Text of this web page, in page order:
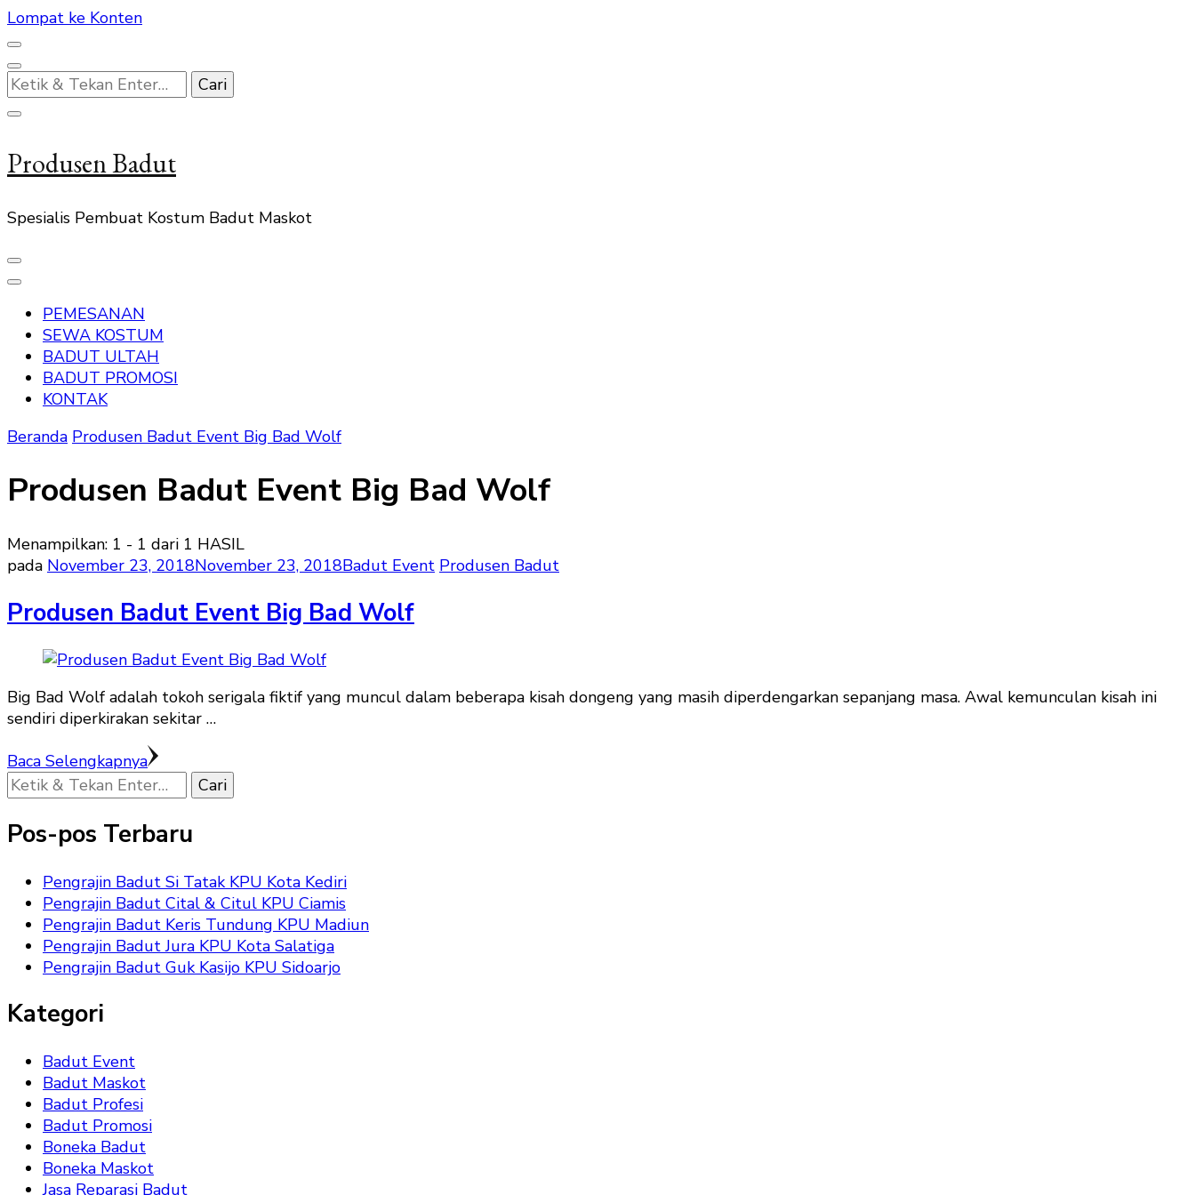
Lompat ke Konten
Mencari
Sesuatu?
Produsen Badut
Spesialis Pembuat Kostum Badut Maskot
PEMESANAN
SEWA KOSTUM
BADUT ULTAH
BADUT PROMOSI
KONTAK
Beranda Produsen Badut Event Big Bad Wolf
Produsen Badut Event Big Bad Wolf
Menampilkan: 1 - 1 dari 1 HASIL
pada November 23, 2018November 23, 2018Badut Event Produsen Badut
Produsen Badut Event Big Bad Wolf
Big Bad Wolf adalah tokoh serigala fiktif yang muncul dalam beberapa kisah dongeng yang masih diperdengarkan sepanjang masa. Awal kemunculan kisah ini
sendiri diperkirakan sekitar …
Baca Selengkapnya
Mencari
Sesuatu?
Pos-pos Terbaru
Pengrajin Badut Si Tatak KPU Kota Kediri
Pengrajin Badut Cital & Citul KPU Ciamis
Pengrajin Badut Keris Tundung KPU Madiun
Pengrajin Badut Jura KPU Kota Salatiga
Pengrajin Badut Guk Kasijo KPU Sidoarjo
Kategori
Badut Event
Badut Maskot
Badut Profesi
Badut Promosi
Boneka Badut
Boneka Maskot
Jasa Reparasi Badut